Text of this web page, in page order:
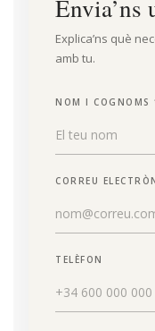
Envia’ns
Explica’ns què
amb tu.
NOM I COGNOMS
CORREU
TELÈFON